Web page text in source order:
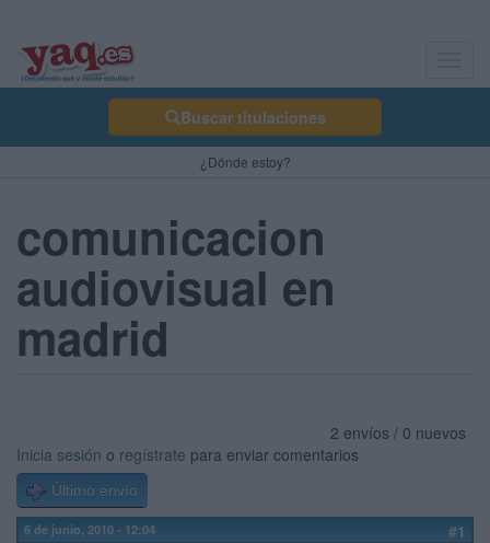
Buscar titulaciones
¿Dónde estoy?
comunicacion
audiovisual en
madrid
2 envíos / 0 nuevos
Inicia sesión o regístrate para enviar comentarios
Último envío
6 de junio, 2010 - 12:04 #1